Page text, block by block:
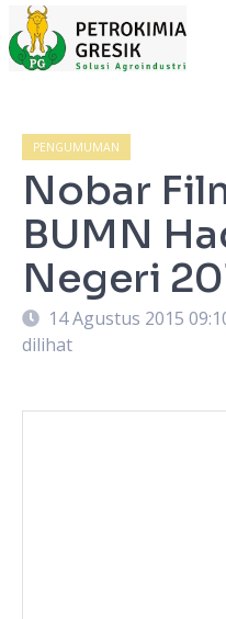
PENGUMUMAN
Nobar
BUMN
Negeri
14 Agustus 2015
dilihat